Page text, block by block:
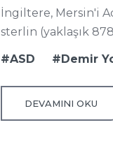
İngiltere, Mersin'i
sterlin (yaklaşık
ASD Demir
DEVAMINI OKU